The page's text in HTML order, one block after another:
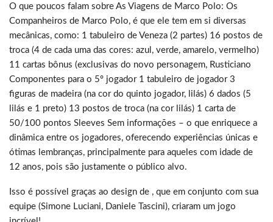
O que poucos falam sobre As Viagens de Marco Polo: Os
Companheiros de Marco Polo, é que ele tem em si diversas
mecânicas, como: 1 tabuleiro de Veneza (2 partes) 16 postos de
troca (4 de cada uma das cores: azul, verde, amarelo, vermelho)
11 cartas bônus (exclusivas do novo personagem, Rusticiano
Componentes para o 5º jogador 1 tabuleiro de jogador 3
figuras de madeira (na cor do quinto jogador, lilás) 6 dados (5
lilás e 1 preto) 13 postos de troca (na cor lilás) 1 carta de
50/100 pontos Sleeves Sem informações – o que enriquece a
dinâmica entre os jogadores, oferecendo experiências únicas e
ótimas lembranças, principalmente para aqueles com idade de
12 anos, pois são justamente o público alvo.
Isso é possível graças ao design de , que em conjunto com sua
equipe (Simone Luciani, Daniele Tascini), criaram um jogo